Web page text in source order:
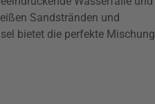
Sandstränden und
bietet die perfekte Mischung